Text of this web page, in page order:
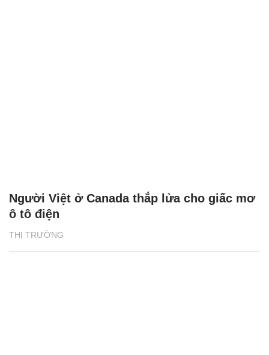
THỊ TRƯỜNG
Người Việt ở Canada thắp lửa cho giấc mơ
ô tô điện